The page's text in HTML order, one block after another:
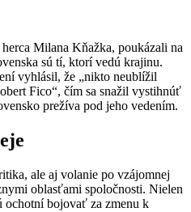
Milana Kňažka, poukázali na
sú tí, ktorí vedú krajinu.
vyhlásil, že „nikto neublížil
Fico“, čím sa snažil vystihnúť
prežíva pod jeho vedením.
ale aj volanie po vzájomnej
oblasťami spoločnosti. Nielen
ochotní bojovať za zmenu k